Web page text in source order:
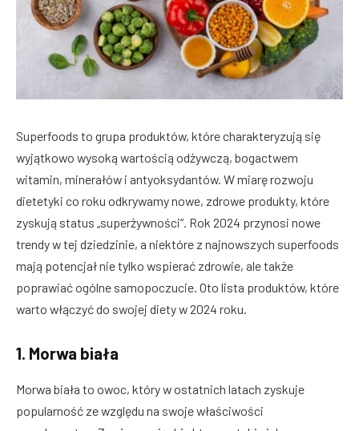
Superfoods to grupa produktów, które charakteryzują się
wyjątkowo wysoką wartością odżywczą, bogactwem
witamin, minerałów i antyoksydantów. W miarę rozwoju
dietetyki co roku odkrywamy nowe, zdrowe produkty, które
zyskują status „superżywności”. Rok 2024 przynosi nowe
trendy w tej dziedzinie, a niektóre z najnowszych superfoods
mają potencjał nie tylko wspierać zdrowie, ale także
poprawiać ogólne samopoczucie. Oto lista produktów, które
warto włączyć do swojej diety w 2024 roku.
1. Morwa biała
Morwa biała to owoc, który w ostatnich latach zyskuje
popularność ze względu na swoje właściwości